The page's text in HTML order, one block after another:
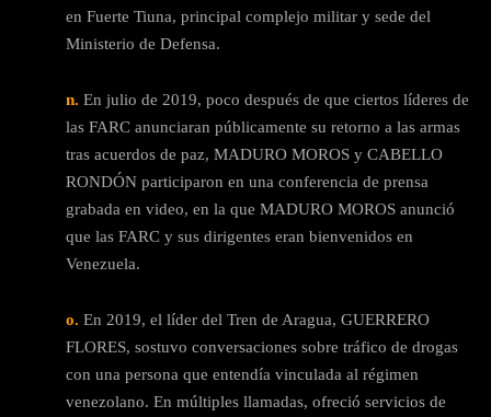
en Fuerte Tiuna, principal complejo militar y sede del
Ministerio de Defensa.
n. En julio de 2019, poco después de que ciertos líderes de
las FARC anunciaran públicamente su retorno a las armas
tras acuerdos de paz, MADURO MOROS y CABELLO
RONDÓN participaron en una conferencia de prensa
grabada en video, en la que MADURO MOROS anunció
que las FARC y sus dirigentes eran bienvenidos en
Venezuela.
o. En 2019, el líder del Tren de Aragua, GUERRERO
FLORES, sostuvo conversaciones sobre tráfico de drogas
con una persona que entendía vinculada al régimen
venezolano. En múltiples llamadas, ofreció servicios de